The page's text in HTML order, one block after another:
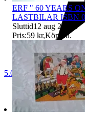
5.0
ERF " 60 YEARS
LASTBILAR ISBN
Sluttid12 aug 22:41
.
Pris:59 kr,Köp nu.